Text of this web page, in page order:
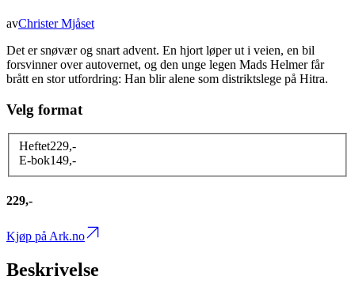
avChrister Mjåset
Det er snøvær og snart advent. En hjort løper ut i veien, en bil
forsvinner over autovernet, og den unge legen Mads Helmer får
brått en stor utfordring: Han blir alene som distriktslege på Hitra.
Velg format
Heftet229,-
E-bok149,-
229,-
Kjøp på Ark.no
Beskrivelse